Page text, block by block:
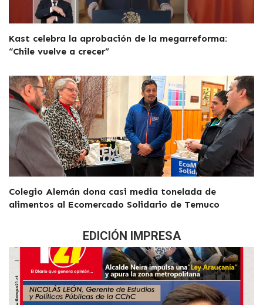
Kast celebra la aprobación de la megarreforma:
“Chile vuelve a crecer”
Colegio Alemán dona casi media tonelada de
alimentos al Ecomercado Solidario de Temuco
EDICIÓN IMPRESA